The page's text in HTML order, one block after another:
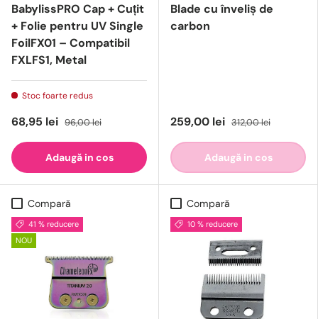
BabylissPRO Cap + Cuțit
+ Folie pentru UV Single
FoilFX01 – Compatibil
FXLFS1, Metal
Stoc foarte redus
68,95 lei 96,00 lei
Adaugă in cos
Blade cu înveliș de
carbon
259,00 lei 312,00 lei
Adaugă in cos
Compară
41 % reducere
NOU
Compară
10 % reducere